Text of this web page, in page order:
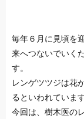
毎年６月に見頃を
来へつないでいく
す。
レンゲツツジは花
るといわれています
今回は、樹木医の